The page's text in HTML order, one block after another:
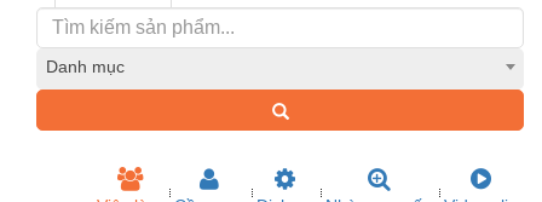
Danh mục